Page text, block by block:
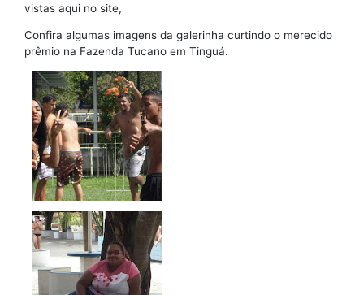
vistas aqui no site,
Confira algumas imagens da galerinha curtindo o merecido
prêmio na Fazenda Tucano em Tinguá.